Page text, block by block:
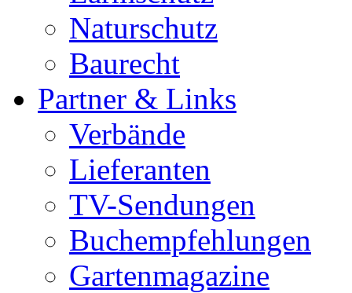
Naturschutz
Baurecht
Partner & Links
Verbände
Lieferanten
TV-Sendungen
Buchempfehlungen
Gartenmagazine